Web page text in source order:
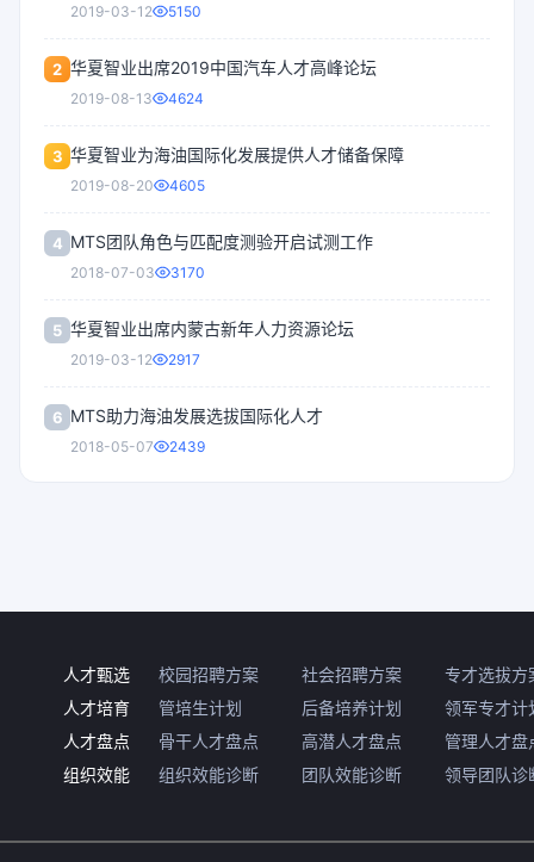
2019-03-12 5150
2 华夏智业出席2019中国汽车人才高峰论坛
2019-08-13 4624
3 华夏智业为海油国际化发展提供人才储备保障
2019-08-20 4605
4 MTS团队角色与匹配度测验开启试测工作
2018-07-03 3170
5 华夏智业出席内蒙古新年人力资源论坛
2019-03-12 2917
6 MTS助力海油发展选拔国际化人才
2018-05-07 2439
人才甄选 校园招聘方案 社会招聘方案
专才选拔方
人才培育
管培生计划 后备培养计划
领军专才计
人才盘点
骨干人才盘点 高潜人才盘点
管理人才盘
组织效能
组织效能诊断 团队效能诊断 领导团队诊